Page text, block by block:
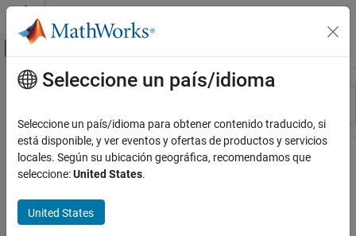
Saltar al contenido
Mostrar/ocultar menú de navegación
Recurso
Contenido principal
Seleccione un país/idioma
Seleccione un país/idioma para obtener contenido traducido, si
está disponible, y ver eventos y ofertas de productos y servicios
locales. Según su ubicación geográfica, recomendamos que
seleccione:United States.
United States